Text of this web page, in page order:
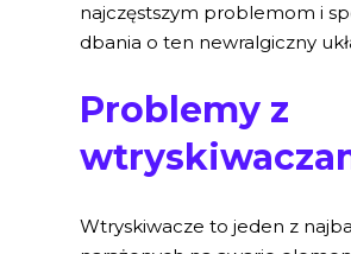
najczęstszym problemom i
dbania o ten newralgiczny
Problemy z
Wtryskiwacze to jeden z